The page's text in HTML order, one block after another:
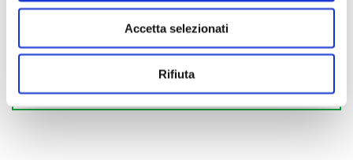
Accetta selezionati
Rifiuta
Scopri di più